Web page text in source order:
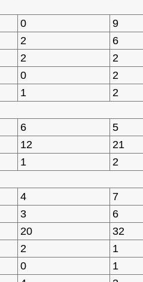
0 9
2 6
2 2
0 2
1 2
6 5
12 21
1 2
4 7
3 6
20 32
2 1
0 1